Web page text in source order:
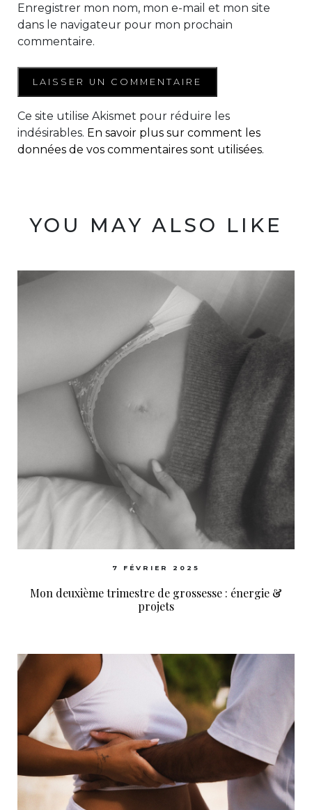
Enregistrer mon nom, mon e-mail et mon site
dans le navigateur pour mon prochain
commentaire.
Ce site utilise Akismet pour réduire les
indésirables. En savoir plus sur comment les
données de vos commentaires sont utilisées.
YOU MAY ALSO LIKE
7 FÉVRIER 2025
Mon deuxième trimestre de grossesse : énergie &
projets